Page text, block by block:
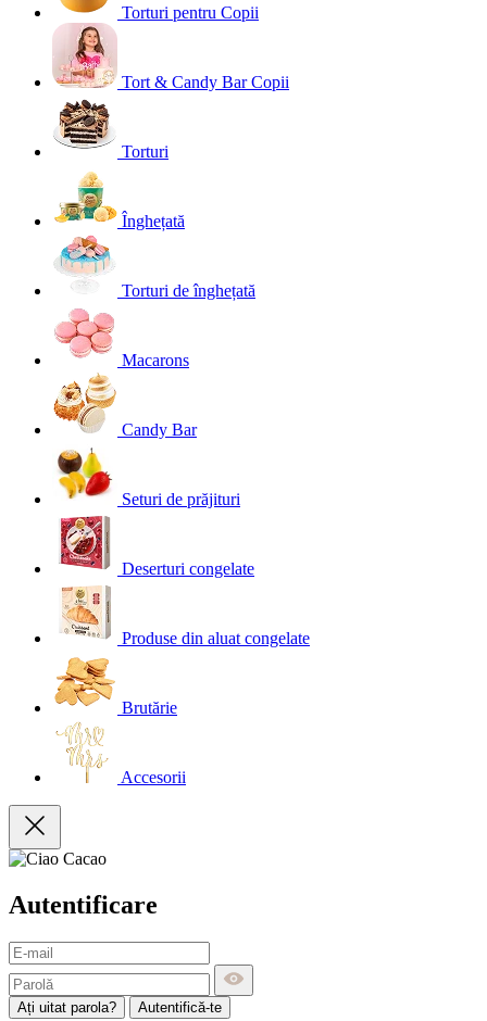
Torturi pentru Copii
Tort & Candy Bar Copii
Torturi
Înghețată
Torturi de înghețată
Macarons
Candy Bar
Seturi de prăjituri
Deserturi congelate
Produse din aluat congelate
Brutărie
Accesorii
Autentificare
Ați uitat parola? Autentifică-te